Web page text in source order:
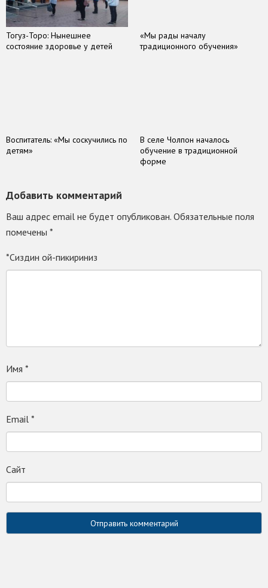
Тогуз-Торо: Нынешнее
состояние здоровье у детей
«Мы рады началу
традиционного обучения»
Воспитатель: «Мы соскучились по
детям»
В селе Чолпон началось
обучение в традиционной
форме
Добавить комментарий
Ваш адрес email не будет опубликован. Обязательные поля
помечены *
*Сиздин ой-пикириниз
Имя *
Email *
Сайт